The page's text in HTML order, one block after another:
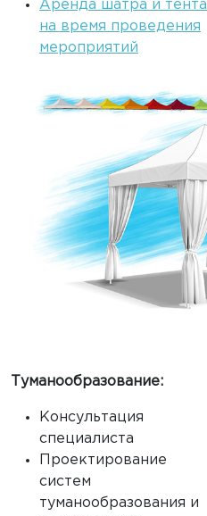
Аренда шатра и тента
на время проведения
мероприятий
Туманообразование:
Консультация
специалиста
Проектирование
систем
туманообразования и